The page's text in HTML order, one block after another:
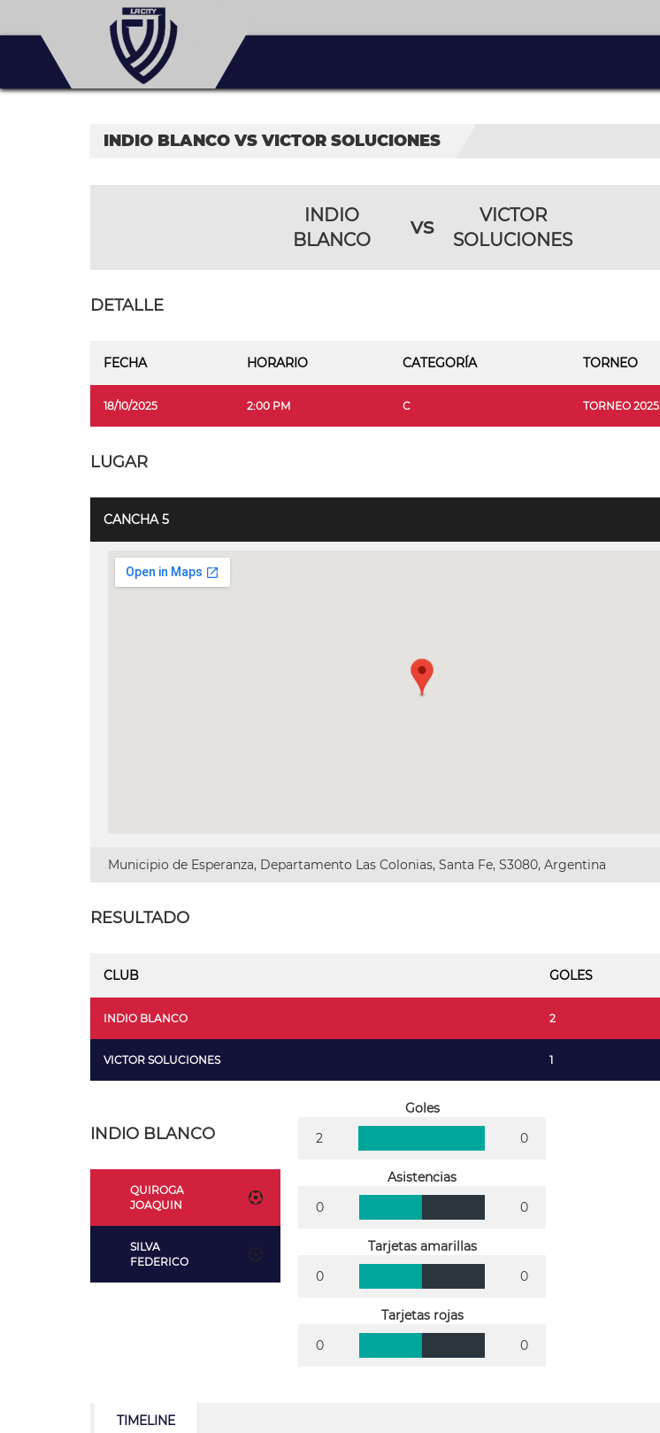
INDIO BLANCO VS VICTOR SOLUCIONES
INDIO
BLANCO
vs
VICTOR
SOLUCIONES
DETALLE
FECHA HORARIO CATEGORÍA TORNEO
18/10/2025 2:00 PM C TORNEO 2025
LUGAR
CANCHA 5
Municipio de Esperanza, Departamento Las Colonias, Santa Fe, S3080, Argentina
RESULTADO
CLUB GOLES
INDIO BLANCO 2
VICTOR SOLUCIONES 1
INDIO BLANCO
QUIROGA
JOAQUIN
SILVA
FEDERICO
Goles
2
0
Asistencias
0
0
Tarjetas amarillas
0
0
Tarjetas rojas
0
0
TIMELINE